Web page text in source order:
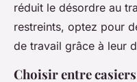
réduit le désordre au
restreints, optez pour
de travail grâce à leur
Choisir entre